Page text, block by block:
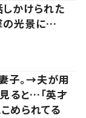
かけられた
の光景に…
子。→夫が用
ると…「英才
められてる